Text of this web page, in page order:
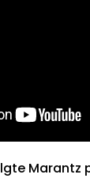
Marantz